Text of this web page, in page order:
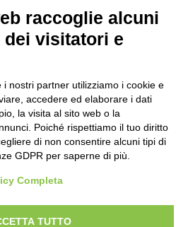
Seguici su
raccoglie alcuni
visitatori e
nostri partner utilizziamo i cookie e
accedere ed elaborare i dati
la visita al sito web o la
Poiché rispettiamo il tuo diritto
di non consentire alcuni tipi di
GDPR per saperne di più.
Completa
TUTTO